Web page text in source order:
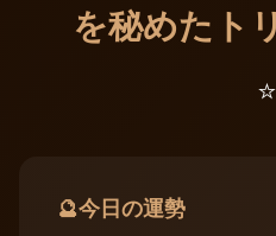
を秘めたト
⭐️
🔮今日の運勢